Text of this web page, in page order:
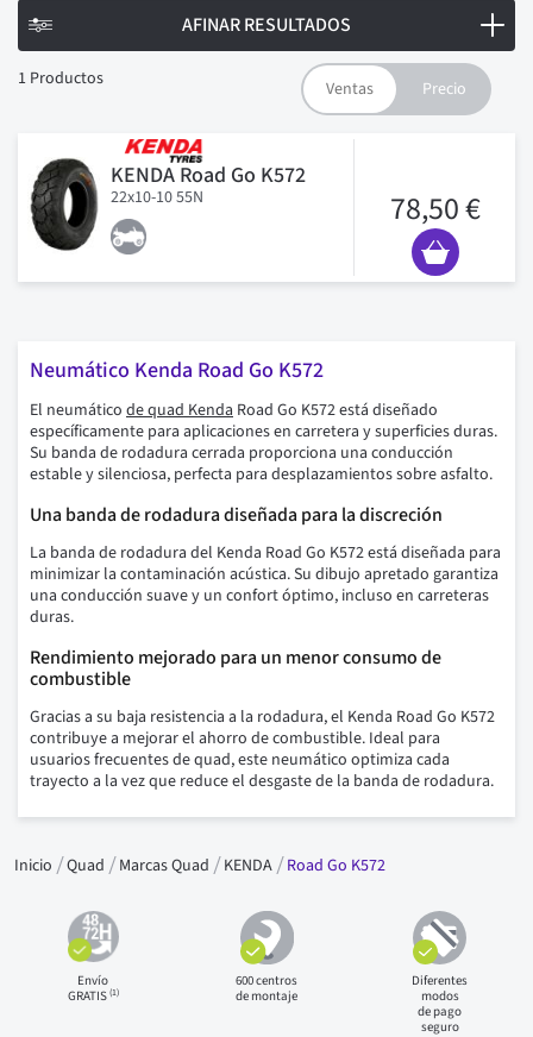
1 Productos
KENDA Road Go K572
22x10-10 55N 78,50 €
AFINAR RESULTADOS
Neumático Kenda Road Go K572
El neumático de quad Kenda Road Go K572 está diseñado
específicamente para aplicaciones en carretera y superficies duras.
Su banda de rodadura cerrada proporciona una conducción
estable y silenciosa, perfecta para desplazamientos sobre asfalto.
Una banda de rodadura diseñada para la discreción
La banda de rodadura del Kenda Road Go K572 está diseñada para
minimizar la contaminación acústica. Su dibujo apretado garantiza
una conducción suave y un confort óptimo, incluso en carreteras
duras.
Rendimiento mejorado para un menor consumo de
combustible
Gracias a su baja resistencia a la rodadura, el Kenda Road Go K572
contribuye a mejorar el ahorro de combustible. Ideal para
usuarios frecuentes de quad, este neumático optimiza cada
trayecto a la vez que reduce el desgaste de la banda de rodadura.
Inicio Quad Marcas Quad KENDA Road Go K572
Envío
GRATIS(1)
600 centros
de montaje
Diferentes
modos
de pago
seguro